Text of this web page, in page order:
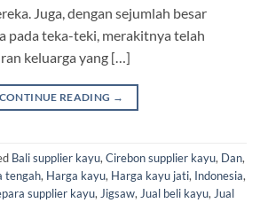
Juga, dengan sejumlah besar
pada teka-teki, merakitnya telah
keluarga yang […]
CONTINUE READING →
Bali supplier kayu,Cirebon supplier kayu, Dan,
tengah, Harga kayu, Harga kayu jati, Indonesia,
supplier kayu,Jigsaw,Jual beli kayu,Jual